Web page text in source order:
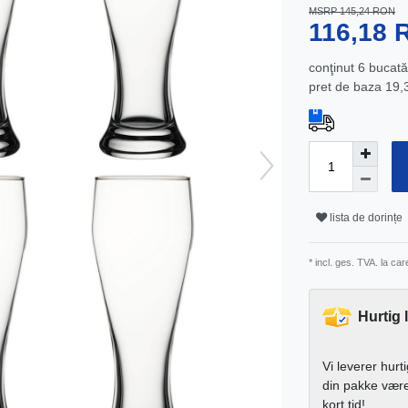
MSRP 145,24 RON
116,18
conţinut 6 bucată
pret de baza
lista de dorințe
* incl. ges. TVA. la
Hurtig
Vi leverer
din pakke
kort tid!